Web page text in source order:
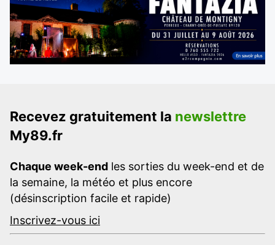
Recevez gratuitement la newslettre
My89.fr
Chaque week-end les sorties du week-end et de
la semaine, la météo et plus encore
(désinscription facile et rapide)
Inscrivez-vous ici